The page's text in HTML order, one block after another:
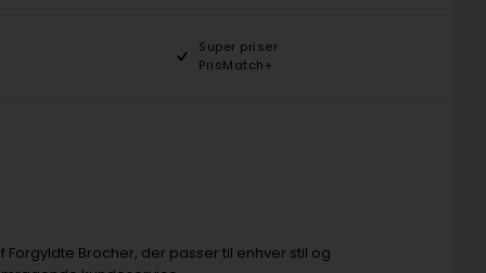
Super priser
PrisMatch+
Brocher, der passer til enhver stil og